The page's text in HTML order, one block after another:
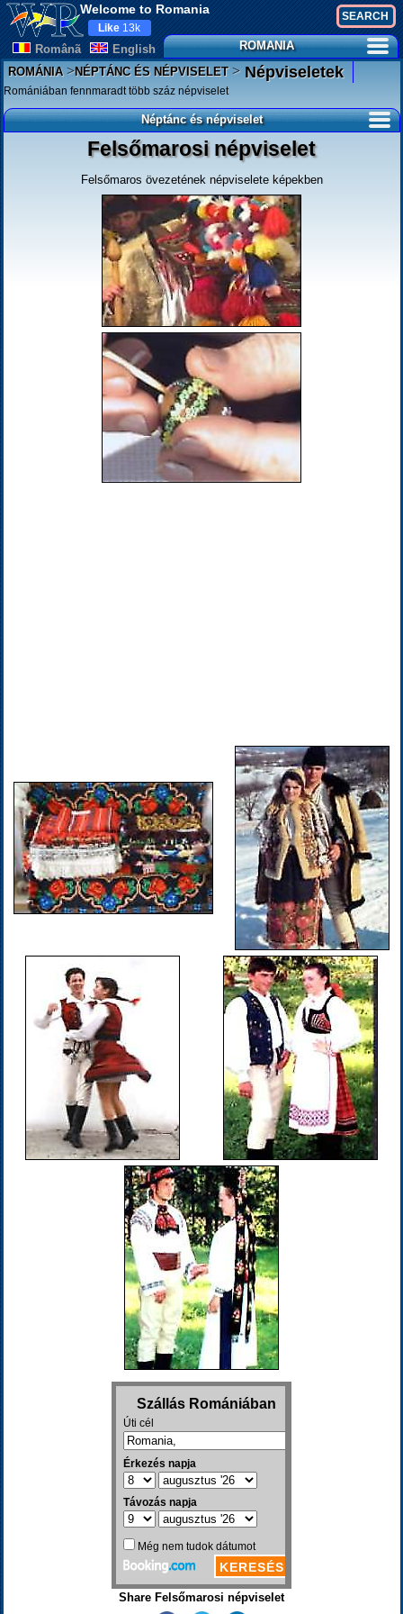
Welcome to Romania
Românã English
Like 13k
ROMANIA
ROMÁNIA>NÉPTÁNC ÉS NÉPVISELET>Népviseletek
Romániában fennmaradt több száz népviselet
Néptánc és népviselet
Felsőmarosi népviselet
Felsőmaros övezetének népviselete képekben
Share Felsőmarosi népviselet